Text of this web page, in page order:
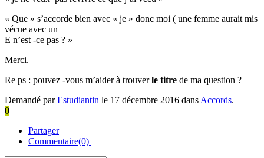
« Que » s’accorde bien avec « je » donc moi ( une femme aurait mis
vécue avec un
E n’est -ce pas ? »
Merci.
Re ps : pouvez -vous m’aider à trouverle titre de ma question ?
Demandé parEstudiantin le 17 décembre 2016 dans Accords.
0
Partager
Commentaire(0)